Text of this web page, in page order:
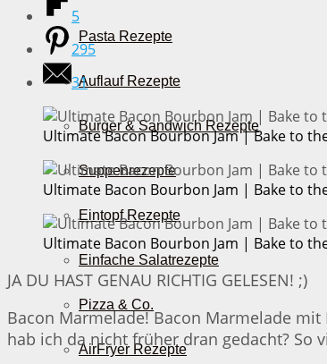
Pasta Rezepte
Auflauf Rezepte
Burger & Sandwich Rezepte
Suppenrezepte
Eintopf Rezepte
Einfache Salatrezepte
Pizza & Co.
AirFryer Rezepte
5
295
31
Ultimate Bacon Bourbon Jam | Bake to
Ultimate Bacon Bourbon Jam | Bake to
Ultimate Bacon Bourbon Jam | Bake to
JA DU HAST GENAU RICHTIG GELESEN! ;)
Bacon Marmelade! Bacon Marmelade
hab ich da nicht früher dran gedacht? So